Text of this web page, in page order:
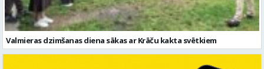
Valmieras dzimšanas diena sākas ar Krāču kakta svētkiem